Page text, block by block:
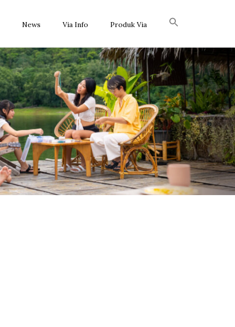
News Via Info Produk Via